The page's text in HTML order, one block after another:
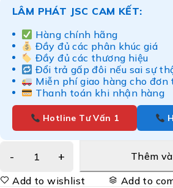
LÂM PHÁT JSC CAM KẾT:
Hàng chính hãng
Đầy đủ các phân khúc giá
Đầy đủ các thương hiệu
Đổi trả gấp đôi nếu sai sự
Miễn phí giao hàng cho đơn
Thanh toán khi nhận hàng
Hotline Tư Vấn 1
Thêm
Add to wishlist
Add to